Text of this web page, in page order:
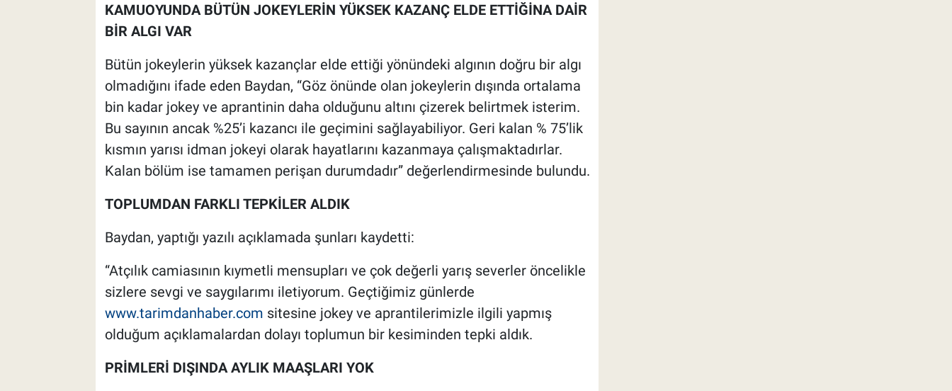
KAMUOYUNDA BÜTÜN JOKEYLERİN YÜKSEK KAZANÇ ELDE ETTİĞİNA DAİR
BİR ALGI VAR
Bütün jokeylerin yüksek kazançlar elde ettiği yönündeki algının doğru bir algı
olmadığını ifade eden Baydan, “Göz önünde olan jokeylerin dışında ortalama
bin kadar jokey ve aprantinin daha olduğunu altını çizerek belirtmek isterim.
Bu sayının ancak %25’i kazancı ile geçimini sağlayabiliyor. Geri kalan % 75’lik
kısmın yarısı idman jokeyi olarak hayatlarını kazanmaya çalışmaktadırlar.
Kalan bölüm ise tamamen perişan durumdadır” değerlendirmesinde bulundu.
TOPLUMDAN FARKLI TEPKİLER ALDIK
Baydan, yaptığı yazılı açıklamada şunları kaydetti:
“Atçılık camiasının kıymetli mensupları ve çok değerli yarış severler öncelikle
sizlere sevgi ve saygılarımı iletiyorum. Geçtiğimiz günlerde
www.tarimdanhaber.com sitesine jokey ve aprantilerimizle ilgili yapmış
olduğum açıklamalardan dolayı toplumun bir kesiminden tepki aldık.
PRİMLERİ DIŞINDA AYLIK MAAŞLARI YOK